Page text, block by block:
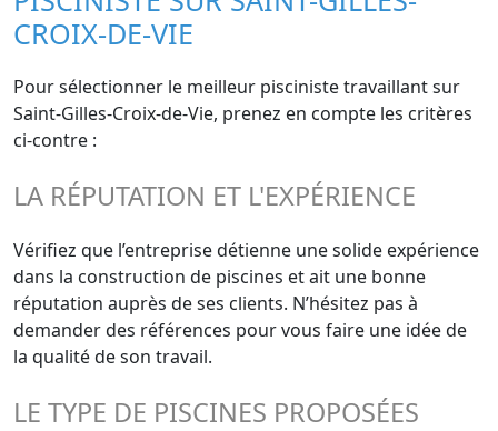
CROIX-DE-VIE
Pour sélectionner le meilleur pisciniste travaillant sur
Saint-Gilles-Croix-de-Vie, prenez en compte les critères
ci-contre :
LA RÉPUTATION ET L'EXPÉRIENCE
Vérifiez que l’entreprise détienne une solide expérience
dans la construction de piscines et ait une bonne
réputation auprès de ses clients. N’hésitez pas à
demander des références pour vous faire une idée de
la qualité de son travail.
LE TYPE DE PISCINES PROPOSÉES